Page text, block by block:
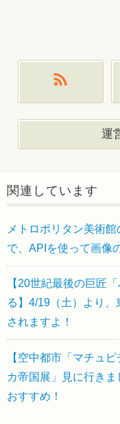
運
関連しています
メトロポリタン美術
で、APIを使って画像
【20世紀最後の巨匠
る】4/19（土）より
されますよ！
【空中都市「マチュ
カ帝国展」見に行き
おすすめ！